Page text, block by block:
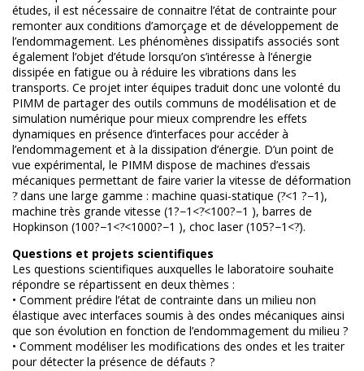
études, il est nécessaire de connaitre l’état de contrainte pour
remonter aux conditions d’amorçage et de développement de
l’endommagement. Les phénomènes dissipatifs associés sont
également l’objet d’étude lorsqu’on s’intéresse à l’énergie
dissipée en fatigue ou à réduire les vibrations dans les
transports. Ce projet inter équipes traduit donc une volonté du
PIMM de partager des outils communs de modélisation et de
simulation numérique pour mieux comprendre les effets
dynamiques en présence d’interfaces pour accéder à
l’endommagement et à la dissipation d’énergie. D’un point de
vue expérimental, le PIMM dispose de machines d’essais
mécaniques permettant de faire varier la vitesse de déformation
?̇ dans une large gamme : machine quasi-statique (?̇<1 ?−1),
machine très grande vitesse (1?−1<?̇<100?−1 ), barres de
Hopkinson (100?−1<?̇<1000?−1 ), choc laser (105?−1<?̇).
Questions et projets scientifiques
Les questions scientifiques auxquelles le laboratoire souhaite
répondre se répartissent en deux thèmes :
• Comment prédire l’état de contrainte dans un milieu non
élastique avec interfaces soumis à des ondes mécaniques ainsi
que son évolution en fonction de l’endommagement du milieu ?
• Comment modéliser les modifications des ondes et les traiter
pour détecter la présence de défauts ?